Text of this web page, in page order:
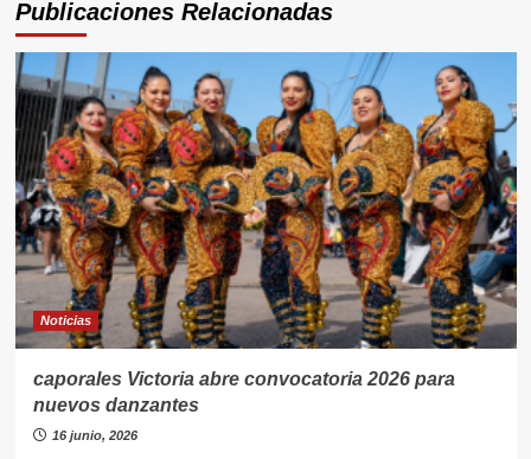
Publicaciones Relacionadas
Noticias
caporales Victoria abre convocatoria 2026 para
nuevos danzantes
16 junio, 2026